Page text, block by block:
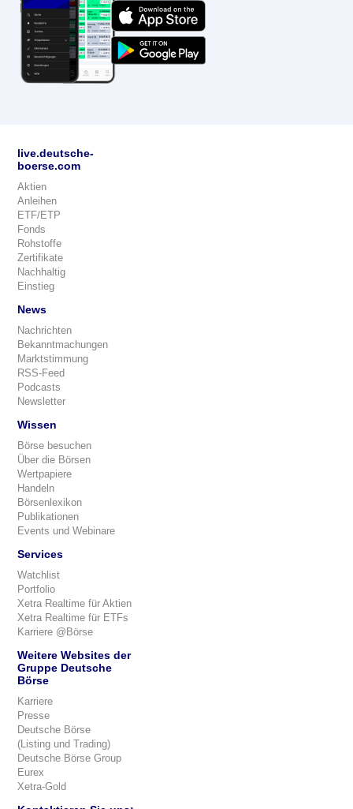
live.deutsche-
boerse.com
Aktien
Anleihen
ETF/ETP
Fonds
Rohstoffe
Zertifikate
Nachhaltig
Einstieg
News
Nachrichten
Bekanntmachungen
Marktstimmung
RSS-Feed
Podcasts
Newsletter
Wissen
Börse besuchen
Über die Börsen
Wertpapiere
Handeln
Börsenlexikon
Publikationen
Events und Webinare
Services
Watchlist
Portfolio
Xetra Realtime für Aktien
Xetra Realtime für ETFs
Karriere @Börse
Weitere Websites der
Gruppe Deutsche
Börse
Karriere
Presse
Deutsche Börse
(Listing und Trading)
Deutsche Börse Group
Eurex
Xetra-Gold